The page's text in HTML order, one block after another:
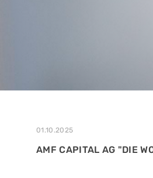
01.10.2025
AMF CAPITAL AG "DIE